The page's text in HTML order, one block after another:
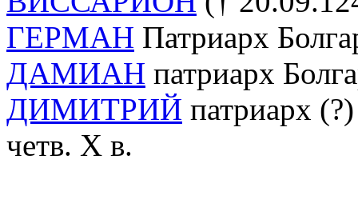
ГЕРМАН Патриарх
ДАМИАН патриарх
ДИМИТРИЙ патриарх
четв. Х в.